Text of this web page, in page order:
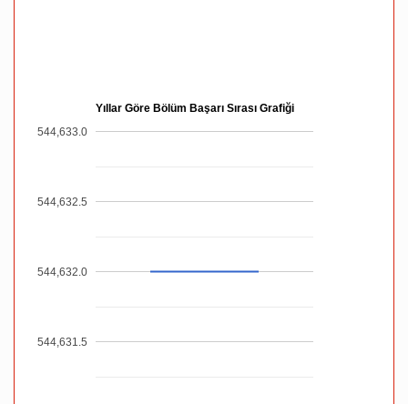
Yıllar Göre Bölüm Başarı Sırası Grafiği
544,631.5
544,632.0
544,632.5
544,633.0